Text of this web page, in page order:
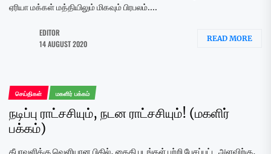
ஏரியா மக்கள் மத்தியிலும் மிகவும் பிரபலம்....
EDITOR
14 AUGUST 2020
READ MORE
செய்திகள் மகளிர் பக்கம்
நடிப்பு ராட்சசியும், நடன ராட்சசியும்! (மகளிர்
பக்கம்)
தீபாவளிக்கு வெளியான பிகில், கைதி படங்கள் பற்றி பேசப்பட்ட அளவிற்கு,